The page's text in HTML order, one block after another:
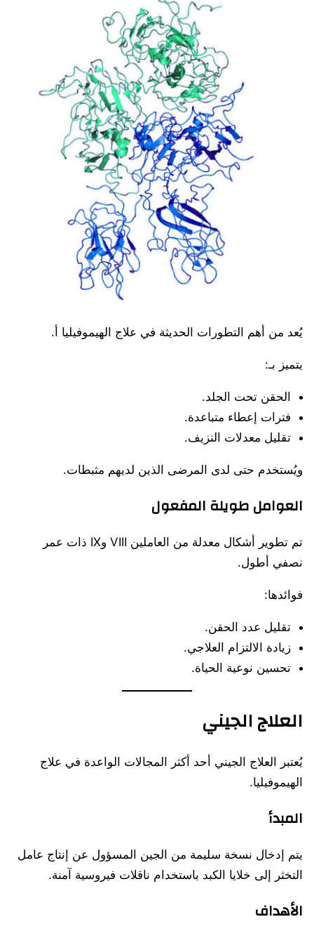
يُعد من أهم التطورات الحديثة في علاج الهيموفيليا أ.
يتميز بـ:
الحقن تحت الجلد.
فترات إعطاء متباعدة.
تقليل معدلات النزيف.
ويُستخدم حتى لدى المرضى الذين لديهم مثبطات.
العوامل طويلة المفعول
تم تطوير أشكال معدلة من العاملين VIII وIX ذات عمر
نصفي أطول.
فوائدها:
تقليل عدد الحقن.
زيادة الالتزام العلاجي.
تحسين نوعية الحياة.
العلاج الجيني
يُعتبر العلاج الجيني أحد أكثر المجالات الواعدة في علاج
الهيموفيليا.
المبدأ
يتم إدخال نسخة سليمة من الجين المسؤول عن إنتاج عامل
التخثر إلى خلايا الكبد باستخدام ناقلات فيروسية آمنة.
الأهداف